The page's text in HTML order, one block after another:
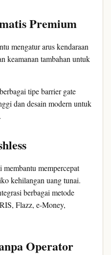
Premium
mengatur arus kendaraan
keamanan tambahan untuk
tipe barrier gate
dan desain modern untuk
mempercepat
kehilangan uang tunai.
berbagai metode
Flazz, e-Money,
Operator